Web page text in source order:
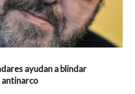
ayudan a blindar
antinarco